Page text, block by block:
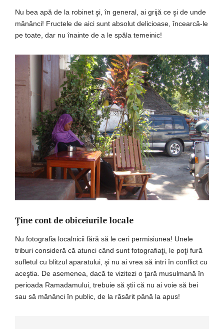
Nu bea apă de la robinet şi, în general, ai grijă ce şi de unde
mănânci! Fructele de aici sunt absolut delicioase, încearcă-le
pe toate, dar nu înainte de a le spăla temeinic!
Ţine cont de obiceiurile locale
Nu fotografia localnicii fără să le ceri permisiunea! Unele
triburi consideră că atunci când sunt fotografiaţi, le poţi fură
sufletul cu blitzul aparatului, şi nu ai vrea să intri în conflict cu
aceştia. De asemenea, dacă te vizitezi o ţară musulmană în
perioada Ramadamului, trebuie să ştii că nu ai voie să bei
sau să mănânci în public, de la răsărit până la apus!